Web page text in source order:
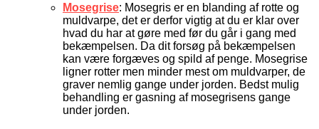
Mosegrise: Mosegris er en blanding af rotte og
muldvarpe, det er derfor vigtig at du er klar over
hvad du har at gøre med før du går i gang med
bekæmpelsen. Da dit forsøg på bekæmpelsen
kan være forgæves og spild af penge. Mosegrise
ligner rotter men minder mest om muldvarper, de
graver nemlig gange under jorden. Bedst mulig
behandling er gasning af mosegrisens gange
under jorden.